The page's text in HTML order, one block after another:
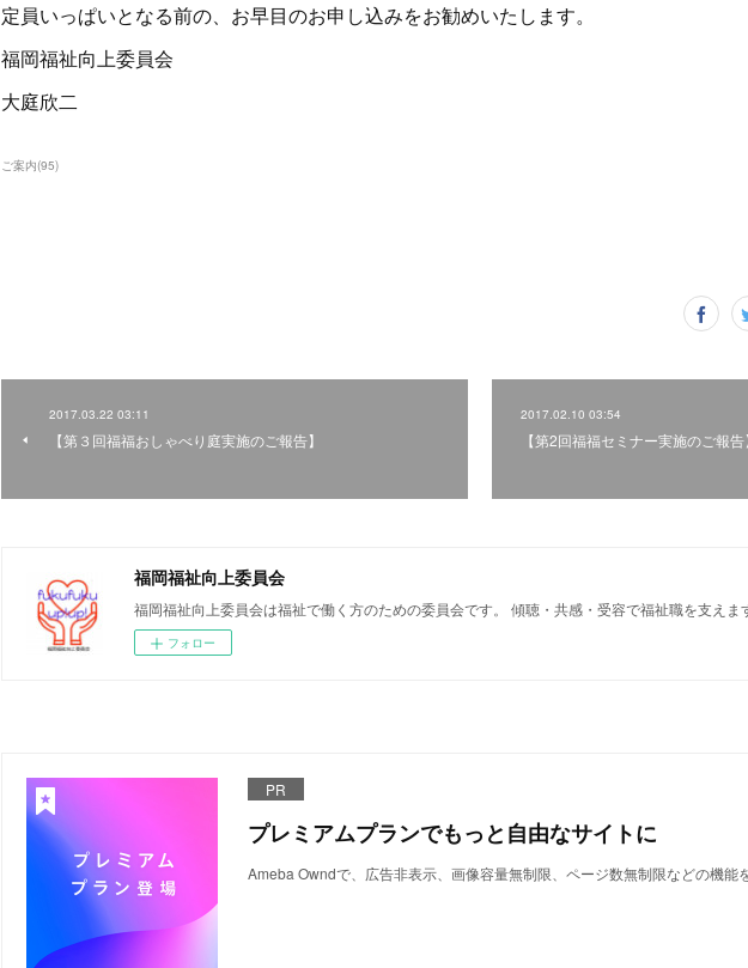
定員いっぱいとなる前の、お早目のお申し込みをお勧めいたします。
福岡福祉向上委員会
大庭欣二
ご案内(95)
2017.03.22 03:11
【第３回福福おしゃべり庭実施のご報告】
2017.02.10 03:54
【第2回福福セミナー実施のご報
福岡福祉向上委員会
福岡福祉向上委員会は福祉で働く方のための委員会です。 傾聴・共感・受容で福祉職を支えま
フォロー
PR
プレミアムプランでもっと自由なサイトに
Ameba Owndで、広告非表示、画像容量無制限、ページ数無制限などの機能